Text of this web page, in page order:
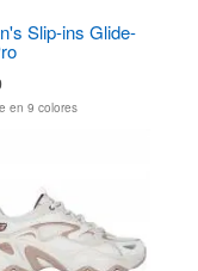
Slip-ins Glide-
en 9 colores